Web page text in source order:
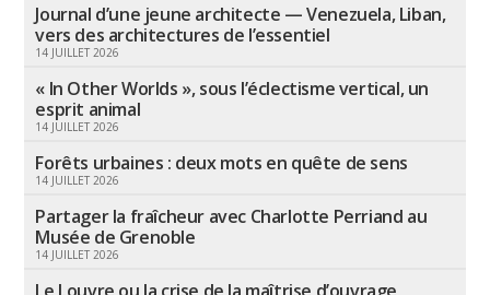
Journal d’une jeune architecte — Venezuela, Liban,
vers des architectures de l’essentiel
14 JUILLET 2026
« In Other Worlds », sous l’éclectisme vertical, un
esprit animal
14 JUILLET 2026
Forêts urbaines : deux mots en quête de sens
14 JUILLET 2026
Partager la fraîcheur avec Charlotte Perriand au
Musée de Grenoble
14 JUILLET 2026